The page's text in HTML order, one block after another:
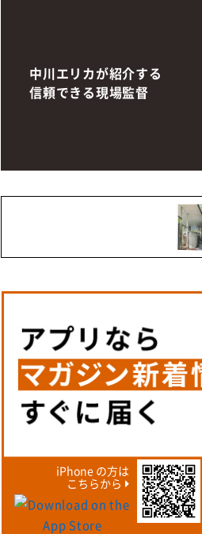
中川エリカが紹介する
信頼できる現場監督
iPhone の方は
こちらから